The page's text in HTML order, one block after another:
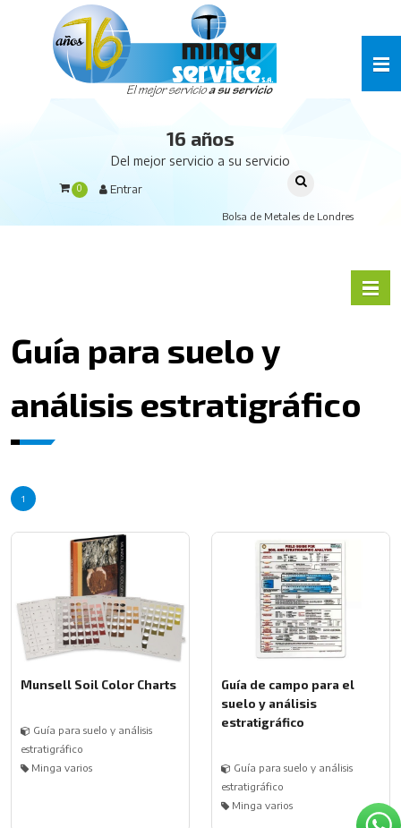
16 años
Del mejor servicio a su servicio
0 Entrar
Bolsa de Metales de Londres
Guía para suelo y
análisis estratigráfico
1
Munsell Soil Color Charts
Guía para suelo y análisis
estratigráfico
Minga varios
Guía de campo para el
suelo y análisis
estratigráfico
Guía para suelo y análisis
estratigráfico
Minga varios